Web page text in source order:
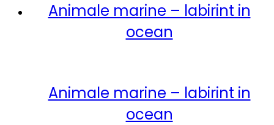
Animale marine – labirint in
ocean
Animale marine – labirint in
ocean